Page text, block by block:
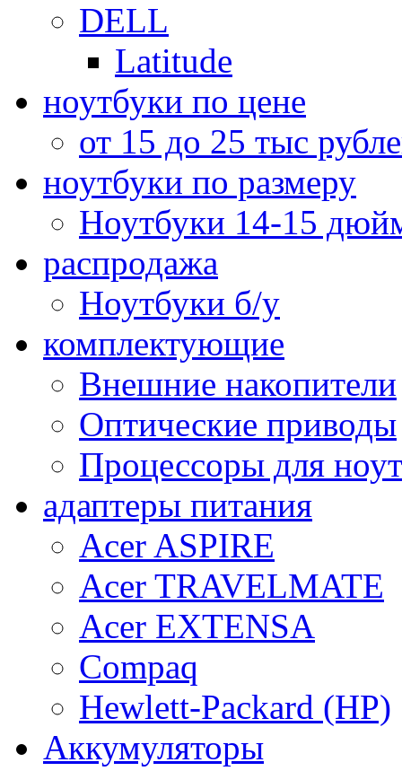
DELL
Latitude
ноутбуки по цене
от 15 до 25 тыс
ноутбуки по размеру
Ноутбуки 14-15
распродажа
Ноутбуки б/у
комплектующие
Внешние накопители
Оптические приводы
Процессоры для
адаптеры питания
Acer ASPIRE
Acer TRAVELMATE
Acer EXTENSA
Compaq
Hewlett-Packard (HP)
Аккумуляторы